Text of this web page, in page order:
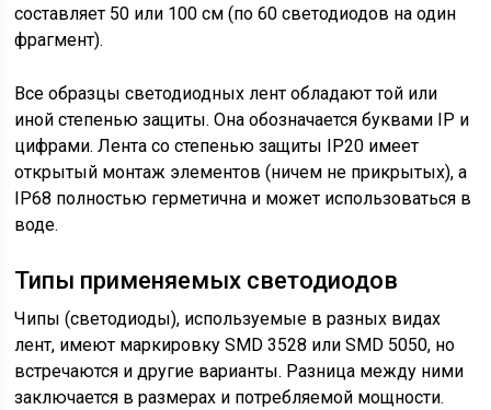
составляет 50 или 100 см (по 60 светодиодов на один
фрагмент).
Все образцы светодиодных лент обладают той или
иной степенью защиты. Она обозначается буквами IP и
цифрами. Лента со степенью защиты IP20 имеет
открытый монтаж элементов (ничем не прикрытых), а
IP68 полностью герметична и может использоваться в
воде.
Типы применяемых светодиодов
Чипы (светодиоды), используемые в разных видах
лент, имеют маркировку SMD 3528 или SMD 5050, но
встречаются и другие варианты. Разница между ними
заключается в размерах и потребляемой мощности.